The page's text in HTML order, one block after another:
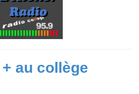
au collège